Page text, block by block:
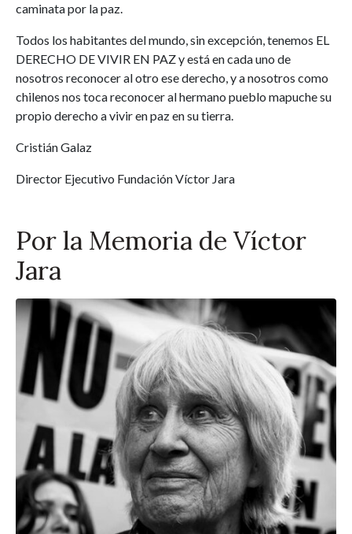
caminata por la paz.
Todos los habitantes del mundo, sin excepción, tenemos EL
DERECHO DE VIVIR EN PAZ y está en cada uno de
nosotros reconocer al otro ese derecho, y a nosotros como
chilenos nos toca reconocer al hermano pueblo mapuche su
propio derecho a vivir en paz en su tierra.
Cristián Galaz
Director Ejecutivo Fundación Víctor Jara
Por la Memoria de Víctor
Jara